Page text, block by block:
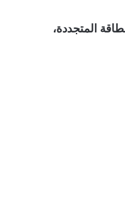
المتجددة،